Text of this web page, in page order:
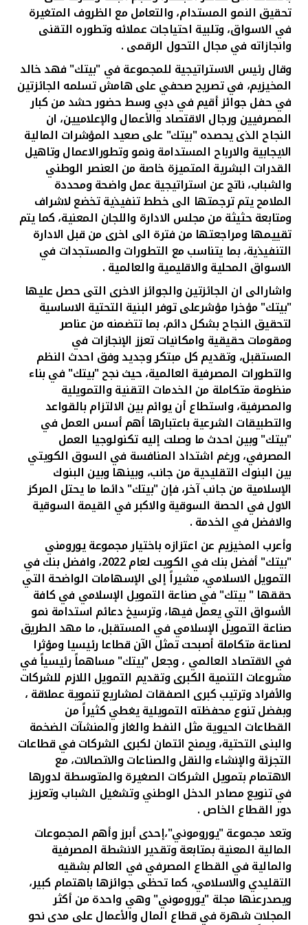
مصر
المملكة المتحدة
مملكة البحرين
تحقيق النمو المستدام، والتعامل مع الظروف المتغيرة
في الاسواق، وتلبية احتياجات عملائه وتطوره التقنى
وانجازاته في مجال التحول الرقمى.
وقال رئيس الاستراتيجية للمجموعة في "بيتك" فهد خالد
المخيزيم، في تصريح صحفي على هامش تسلمه الجائزتين
في حفل جوائز أقيم في دبي وسط حضور حشد من كبار
المصرفيين ورجال الاقتصاد والأعمال والإعلاميين، ان
النجاح الذى يحصده "بيتك" على صعيد المؤشرات المالية
الايجابية والارباح المستدامة ونمو وتطورالاعمال وتاهيل
القدرات البشرية المتميزة خاصة من العنصر الوطني
والشباب، ناتج عن استراتيجية عمل واضحة ومحددة
الملامح يتم ترجمتها الى خطط تنفيذية تخضع لاشراف
ومتابعة حثيثة من مجلس الادارة واللجان المعنية، كما يتم
تقييمها ومراجعتها من فترة الى اخرى من قبل الادارة
التنفيذية، بما يتناسب مع التطورات والمستجدات في
الاسواق المحلية والاقليمية والعالمية.
واشارالى ان الجائزتين والجوائز الاخرى التى حصل عليها
"بيتك" مؤخرا مؤشرعلى توفر البنية التحتية الاساسية
لتحقيق النجاح بشكل دائم، بما تتضمنه من عناصر
ومقومات حقيقية وامكانيات تعزز الإنجازات في
المستقبل، وتقديم كل مبتكر وجديد وفق احدث النظم
والتطورات المصرفية العالمية، حيث نجح "بيتك" في بناء
منظومة متكاملة من الخدمات التقنية والتمويلية
والمصرفية، واستطاع أن يوائم بين الالتزام بالقواعد
والتطبيقات الشرعية باعتبارها أهم أسس العمل في
"بيتك" وبين احدث ما وصلت إليه تكنولوجيا العمل
المصرفي، ورغم اشتداد المنافسة في السوق الكويتي
بين البنوك التقليدية من جانب، وبينها وبين البنوك
الإسلامية من جانب آخر، فإن "بيتك" دائما ما يحتل المركز
الاول في الحصة السوقية والاكبر في القيمة السوقية
والافضل في الخدمة.
وأعرب المخيزيم عن اعتزازه باختيار مجموعة يورومني
"بيتك" أفضل بنك في الكويت لعام 2022، وافضل بنك في
التمويل الاسلامي، مشيراً إلى الإسهامات الواضحة التي
حققها " بيتك" في صناعة التمويل الإسلامي في كافة
الأسواق التي يعمل فيها، وترسيخ دعائم استدامة نمو
صناعة التمويل الإسلامي في المستقبل، ما مهد الطريق
لصناعة متكاملة أصبحت تمثل الآن قطاعا رئيسيا ومؤثرا
في الاقتصاد العالمي ، وجعل "بيتك" مساهماً رئيسياً في
مشروعات التنمية الكبرى وتقديم التمويل اللازم للشركات
والأفراد وترتيب كبرى الصفقات لمشاريع تنموية عملاقة ،
وبفضل تنوع محفظته التمويلية يغطي كثيراً من
القطاعات الحيوية مثل النفط والغاز والمنشآت الضخمة
والبنى التحتية، ويمنح ائتمان لكبرى الشركات في قطاعات
التجزئة والإنشاء والنقل والصناعات والاتصالات، مع
الاهتمام بتمويل الشركات الصغيرة والمتوسطة لدورها
في تنويع مصادر الدخل الوطني وتشغيل الشباب وتعزيز
دور القطاع الخاص.
وتعد مجموعة "يوروموني"،إحدى أبرز وأهم المجموعات
المالية المعنية بمتابعة وتقدير الانشطة المصرفية
والمالية في القطاع المصرفي في العالم بشقيه
التقليدي والاسلامي، كما تحظى جوائزها باهتمام كبير،
ويصدرعنها مجلة "يوروموني" وهي واحدة من أكثر
المجلات شهرة في قطاع المال والأعمال على مدى نحو